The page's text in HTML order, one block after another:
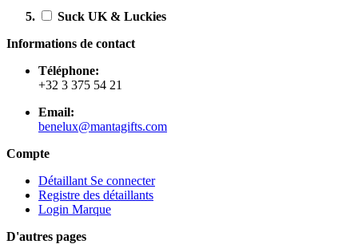
Suck UK & Luckies
Informations de contact
Téléphone:
+32 3 375 54 21
Email:
benelux@mantagifts.com
Compte
Détaillant Se connecter
Registre des détaillants
Login Marque
D'autres pages